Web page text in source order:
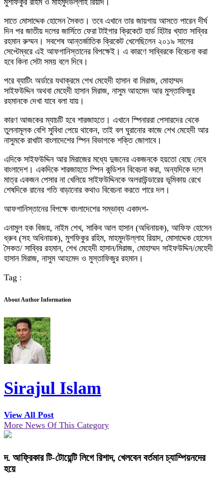
মুশফিকুর রহিম ও মাহমুদউল্লাহ রিয়াদ।
সাতে মোসাদ্দেক হোসেন সৈকত। তবে এখানে তার জায়গায় আসতে পারেন দীর্ঘ
দিন পর জাতীয় দলের জার্সিতে ফেরা টাইগার ক্রিকেটে হার্ড হিটার খ্যাত সাব্বির
রহমান রুম্মন। সবশেষ আন্তর্জাতিক ক্রিকেট খেলেছিলেন ২০১৯ সালের
সেপ্টেম্বরে এই আফগানিস্তানের বিপক্ষেই। এ কারণে সাব্বিরকে বিবেচনা করা
হবে কিনা সেটা সময় বলে দিবে।
পরে ব্যাটিং অর্ডারে যথাক্রমে শেখ মেহেদী হাসান বা মিরাজ, মোহাম্মদ
সাইফউদ্দিন অথবা মেহেদী হাসান মিরাজ, নাসুম আহমেদ আর মুস্তাফিজুর
রহমানকে দেখা যাবে বলা যায়।
কারণ আজকের ম্যাচটি হবে শারজাহতে। এখানে স্পিনাররা পেসারদের থেকে
তুলনামূলক বেশি সুবিধা পেয়ে থাকেন, তাই বল ঘুরানোর কাজে শেখ মেহেদী আর
নাসুমকে রাখাটা বাংলাদেশের স্পিন বিভাগকে শক্তি জোগাবে।
এদিকে সাইফউদ্দিন আর মিরাজের মধ্যে দুজনের একজনকে হয়তো বেছে নেবে
বাংলাদেশ। একদিকে শারজাহতে স্পিন কন্ডিশন বিবেচনা করা, অন্যদিকে দলে
মাত্র একজন পেসার না খেলিয়ে সাইফউদ্দিনকে অলরাউন্ডারের ভূমিকায় রেখে
শেষদিকে রানের গতি বাড়ানোর কথাও বিবেচনা করতে পারে দল।
আফগানিস্তানের বিপক্ষে বাংলাদেশের সম্ভাব্য একাদশ-
এনামুল হক বিজয়, নাইম শেখ, সাকিব আল হাসান (অধিনায়ক), আফিফ হোসেন
ধ্রুব (সহ অধিনায়ক), মুশফিকুর রহিম, মাহমুদউল্লাহ রিয়াদ, মোসাদ্দেক হোসেন
সৈকত/ সাব্বির রহমান, শেখ মেহেদী হাসান/মিরাজ, মোহাম্মদ সাইফউদ্দিন/মেহেদী
হাসান মিরাজ, নাসুম আহমেদ ও মুস্তাফিজুর রহমান।
Tag :
About Author Information
Sirajul Islam
View All Post
More News Of This Category
দ. আফ্রিকার টি-টোয়েন্টি লিগে রিশাদ, খেলবেন বর্তমান চ্যাম্পিয়নদের
হয়ে